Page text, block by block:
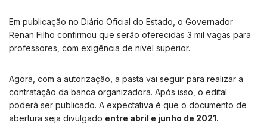
Em publicação no Diário Oficial do Estado, o Governador
Renan Filho confirmou que serão oferecidas 3 mil vagas para
professores, com exigência de nível superior.
Agora, com a autorização, a pasta vai seguir para realizar a
contratação da banca organizadora. Após isso, o edital
poderá ser publicado. A expectativa é que o documento de
abertura seja divulgado entre abril e junho de 2021.